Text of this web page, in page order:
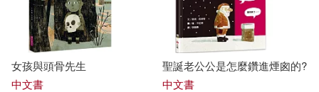
Klassen(31) Jon(30)
Jon (ILT)(26) Barnett(25)
女孩與頭骨先生
中文書
聖誕老公公是怎麼鑽進煙囪的?
中文書